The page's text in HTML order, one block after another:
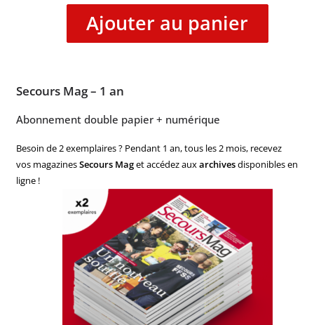
Ajouter au panier
Secours Mag – 1 an
Abonnement double papier + numérique
Besoin de 2 exemplaires ? Pendant 1 an, tous les 2 mois, recevez
vos magazinesSecours Maget accédez auxarchivesdisponibles en
ligne !